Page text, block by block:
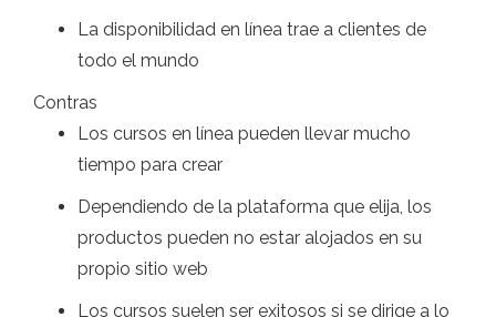
La disponibilidad en línea trae a clientes de
todo el mundo
Contras
Los cursos en línea pueden llevar mucho
tiempo para crear
Dependiendo de la plataforma que elija, los
productos pueden no estar alojados en su
propio sitio web
Los cursos suelen ser exitosos si se dirige a lo